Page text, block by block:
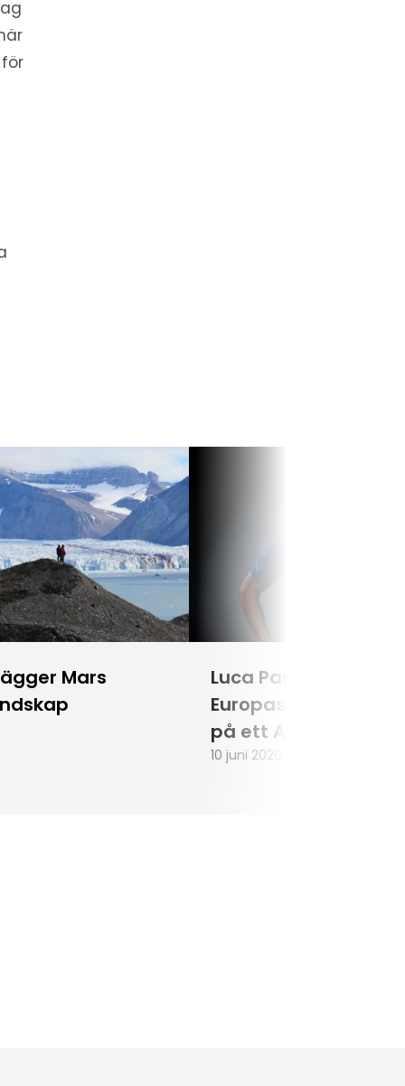
Mars
Luca Parmitano blir
Europas första
på ett
10 juni 2026